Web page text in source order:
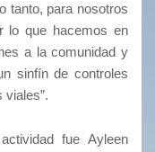
tanto, para nosotros
lo que hacemos en
a la comunidad y
sinfín de controles
viales”.
fue Ayleen